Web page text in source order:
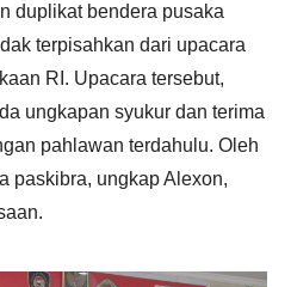
duplikat bendera pusaka
terpisahkan dari upacara
RI. Upacara tersebut,
ungkapan syukur dan terima
pahlawan terdahulu. Oleh
paskibra, ungkap Alexon,